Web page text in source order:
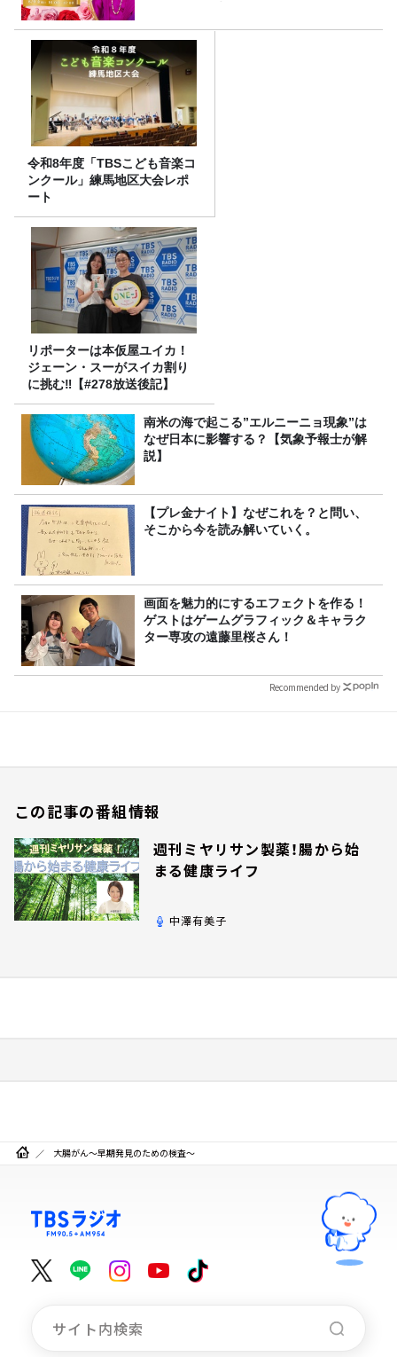
令和8年度「TBSこども音楽コ
ンクール」練馬地区大会レポ
ート
リポーターは本仮屋ユイカ！
ジェーン・スーがスイカ割り
に挑む‼【#278放送後記】
南米の海で起こる”エルニーニョ現象”は
なぜ日本に影響する？【気象予報士が解
説】
【プレ金ナイト】なぜこれを？と問い、
そこから今を読み解いていく。
画面を魅力的にするエフェクトを作る！
ゲストはゲームグラフィック＆キャラク
ター専攻の遠藤里桜さん！
Recommended by
この記事の番組情報
週刊ミヤリサン製薬！腸から始
まる健康ライフ
中澤有美子
大腸がん～早期発見のための検査～